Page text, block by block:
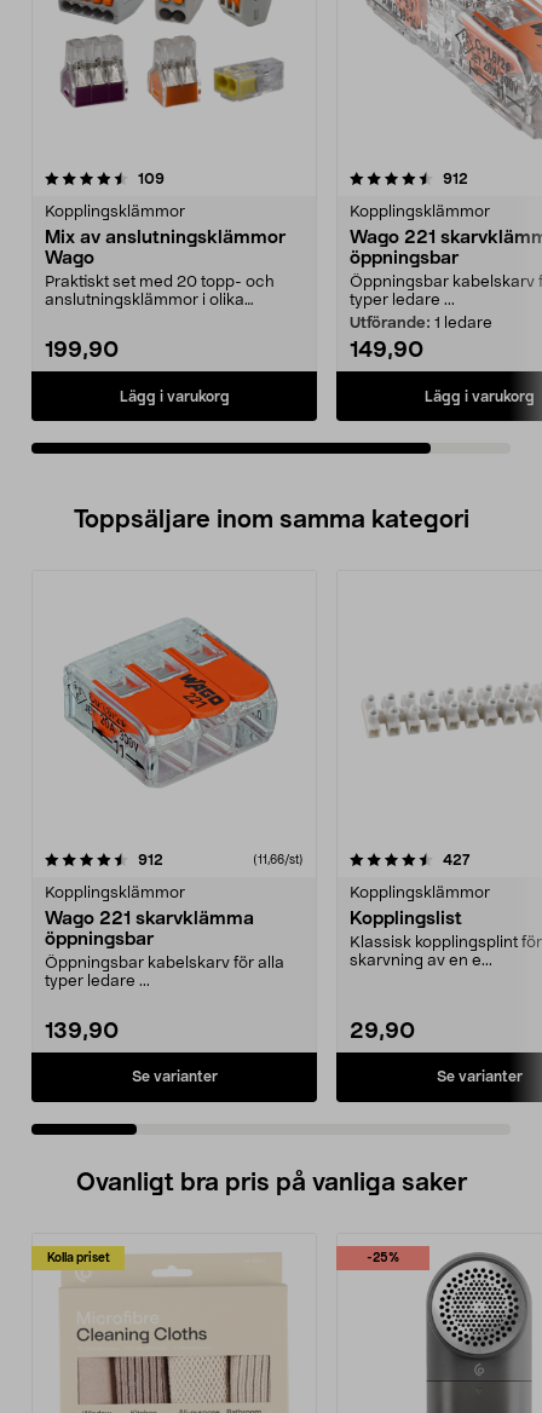
109recensioner
Kopplingsklämmor
Mix av anslutningsklämmor
Wago
Praktiskt set med 20 topp- och
anslutningsklämmor i olika
199,90
Lägg i varukorg
4.5av 5 stjärnor 912
Kopplingsklämmor
Wago 221
öppningsbar
Öppningsbar kabelskarv
typer ledare ...
Utförande: 1 ledare
149,90
Lägg i varukorg
Toppsäljare inom samma kategori
912 (11,66/st)
Kopplingsklämmor
Wago 221 skarvklämma
öppningsbar
Öppningsbar kabelskarv för alla
typer ledare ...
139,90
Se varianter
4.5 av 5 stjärnor 427
Kopplingsklämmor
Kopplingslist
Klassisk kopplingsplint för
skarvning av en e...
29,90
Se varianter
4.5 av 5 stjärnor
Ovanligt bra pris på vanliga saker
Kolla priset -25%